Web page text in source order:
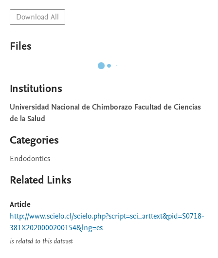
Download All
Files
Institutions
Universidad Nacional de Chimborazo Facultad de Ciencias
de la Salud
Categories
Endodontics
Related Links
Article
http://www.scielo.cl/scielo.php?script=sci_arttext&pid=S0718-
381X2020000200154&lng=es
is related to this dataset